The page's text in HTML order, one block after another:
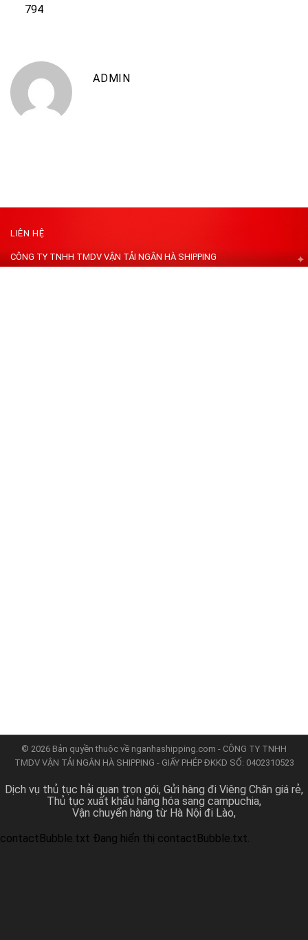
794
ADMIN
LIÊN HỆ
CÔNG TY TNHH TMDV VẬN TẢI NGÂN HÀ SHIPPING
© 2026 Bản quyền thuộc về nganhashipping.com - CÔNG TY TNHH
TMDV VẬN TẢI NGÂN HÀ SHIPPING - GIẤY PHÉP ĐKKD SỐ: 0402310523
Dịch vụ thủ tục hải quan trọn gói Gửi hàng đi Viêng Chăn giá rẻ
Thủ tục xuất khẩu hàng hóa sang campuchia
Vận chuyển hàng từ Hà Nội đi Lào
contactBubble.txt Đang hiển thị contactBubble.txt.